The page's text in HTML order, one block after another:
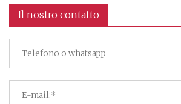
Il nostro contatto